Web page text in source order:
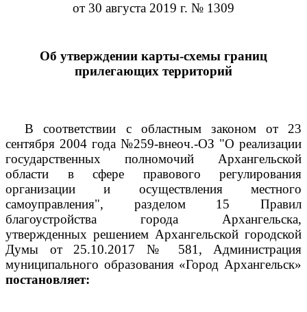
от 30 августа 2019 г. № 1309
Об утверждении карты-схемы границ
прилегающих территорий
В соответствии с областным законом от 23
сентября 2004 года №259-внеоч.-ОЗ "О реализации
государственных полномочий Архангельской
области в сфере правового регулирования
организации и осуществления местного
самоуправления", разделом 15 Правил
благоустройства города Архангельска,
утвержденных решением Архангельской городской
Думы от 25.10.2017 № 581, Администрация
муниципального образования «Город Архангельск»
постановляет: